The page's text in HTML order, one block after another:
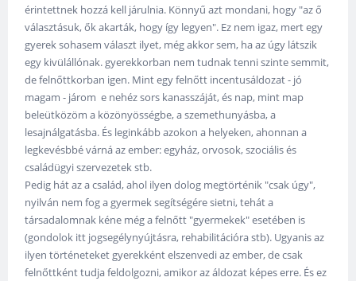
érintettnek hozzá kell járulnia. Könnyű azt mondani, hogy "az ő
választásuk, ők akarták, hogy így legyen". Ez nem igaz, mert egy
gyerek sohasem választ ilyet, még akkor sem, ha az úgy látszik
egy kivülállónak. gyerekkorban nem tudnak tenni szinte semmit,
de felnőttkorban igen. Mint egy felnőtt incentusáldozat - jó
magam - járom e nehéz sors kanasszáját, és nap, mint map
beleütközöm a közönyösségbe, a szemethunyásba, a
lesajnálgatásba. És leginkább azokon a helyeken, ahonnan a
legkevésbbé várná az ember: egyház, orvosok, szociális és
családügyi szervezetek stb.
Pedig hát az a család, ahol ilyen dolog megtörténik "csak úgy",
nyilván nem fog a gyermek segítségére sietni, tehát a
társadalomnak kéne még a felnőtt "gyermekek" esetében is
(gondolok itt jogsegélynyújtásra, rehabilitációra stb). Ugyanis az
ilyen történeteket gyerekként elszenvedi az ember, de csak
felnőttként tudja feldolgozni, amikor az áldozat képes erre. És ez